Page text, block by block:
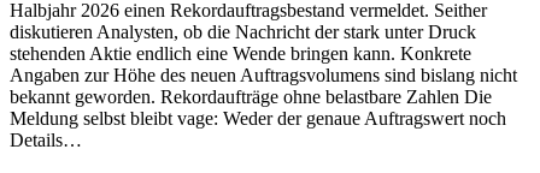
Halbjahr 2026 einen Rekordauftragsbestand vermeldet. Seither
diskutieren Analysten, ob die Nachricht der stark unter Druck
stehenden Aktie endlich eine Wende bringen kann. Konkrete
Angaben zur Höhe des neuen Auftragsvolumens sind bislang nicht
bekannt geworden. Rekordaufträge ohne belastbare Zahlen Die
Meldung selbst bleibt vage: Weder der genaue Auftragswert noch
Details…